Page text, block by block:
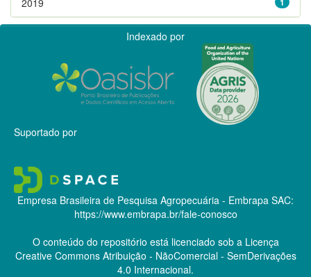
Indexado por
Suportado por
Empresa Brasileira de Pesquisa Agropecuária - Embrapa SAC:
https://www.embrapa.br/fale-conosco
O conteúdo do repositório está licenciado sob a Licença
Creative CommonsAtribuição - NãoComercial - SemDerivações
4.0 Internacional.